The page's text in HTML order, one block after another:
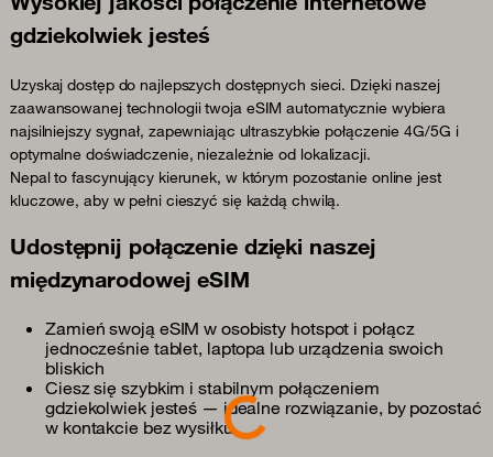
gdziekolwiek jesteś
Uzyskaj dostęp do najlepszych dostępnych sieci. Dzięki naszej
zaawansowanej technologii twoja eSIM automatycznie wybiera
najsilniejszy sygnał, zapewniając ultraszybkie połączenie 4G/5G i
optymalne doświadczenie, niezależnie od lokalizacji.
Nepal to fascynujący kierunek, w którym pozostanie online jest
kluczowe, aby w pełni cieszyć się każdą chwilą.
Udostępnij połączenie dzięki naszej
międzynarodowej eSIM
Zamień swoją eSIM w osobisty hotspot i połącz
jednocześnie tablet, laptopa lub urządzenia swoich
bliskich
Ciesz się szybkim i stabilnym połączeniem
gdziekolwiek jesteś — idealne rozwiązanie, by pozostać
w kontakcie bez wysiłku
Loading...